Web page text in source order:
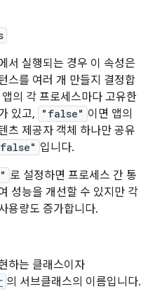
서 실행되는 경우 이 속성은
스를 여러 개 만들지 결정합
앱의 각 프로세스마다 고유한
있고,
"false" 이면 앱의
츠 제공자 객체 하나만 공유
입니다.
로 설정하면 프로세스 간 통
성능을 개선할 수 있지만 각
용량도 증가합니다.
하는 클래스이자
의 서브클래스의 이름입니다.